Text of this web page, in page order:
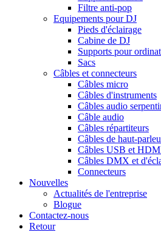
Filtre anti-pop
Equipements pour DJ
Pieds d'éclairage
Cabine de DJ
Supports pour
Sacs
Câbles et connecteurs
Câbles micro
Câbles d'instruments
Câbles audio
Câble audio
Câbles répartiteurs
Câbles de haut-
Câbles USB et
Câbles DMX et
Connecteurs
Nouvelles
Actualités de l'entreprise
Blogue
Contactez-nous
Retour